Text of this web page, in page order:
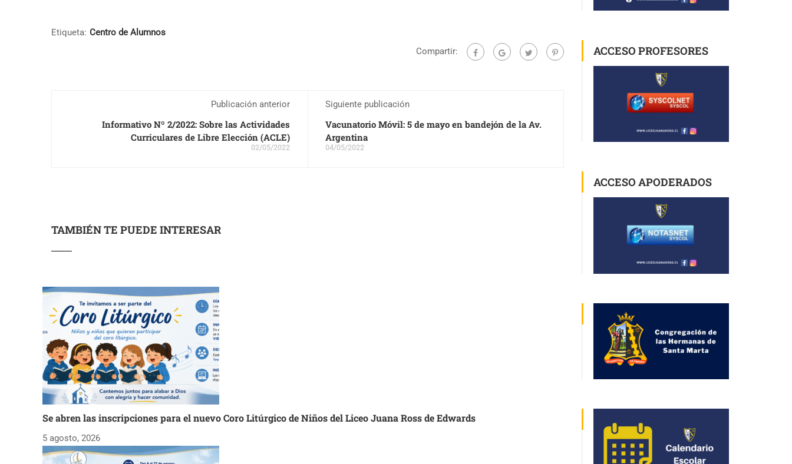
Etiqueta: Centro de Alumnos
Compartir:
Publicación anterior
Informativo Nº 2/2022: Sobre las Actividades
Curriculares de Libre Elección (ACLE)
02/05/2022
Siguiente publicación
Vacunatorio Móvil: 5 de mayo en bandejón de la Av.
Argentina
04/05/2022
TAMBIÉN TE PUEDE INTERESAR
Se abren las inscripciones para el nuevo Coro Litúrgico de Niños del Liceo Juana Ross de Edwards
5 agosto, 2026
ACCESO PROFESORES
ACCESO APODERADOS